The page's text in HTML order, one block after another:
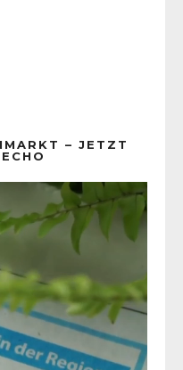
– JETZT